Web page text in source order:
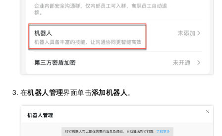
在机器人管理界面单击添加机器人 。